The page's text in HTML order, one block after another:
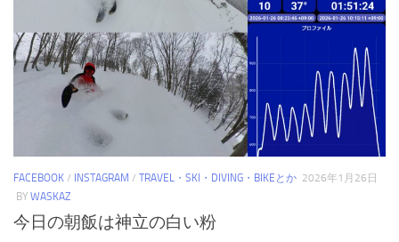
FACEBOOK / INSTAGRAM / TRAVEL・SKI・DIVING・BIKEとか 2026年1月26日
BY WASKAZ
今日の朝飯は神立の白い粉